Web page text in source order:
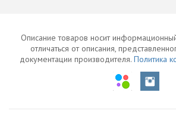
Описание товаров носит
отличаться от описания,
документации производителя. Политика